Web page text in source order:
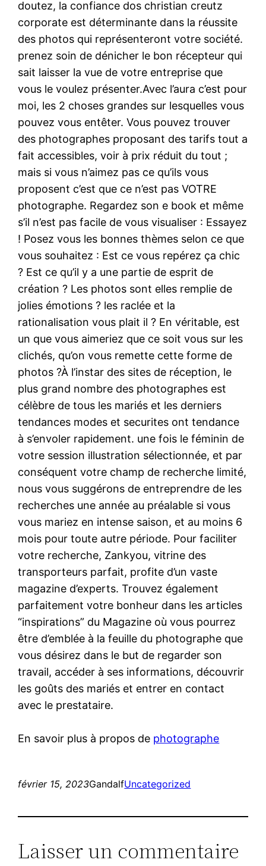
doutez, la confiance dos christian creutz
corporate est déterminante dans la réussite
des photos qui représenteront votre société.
prenez soin de dénicher le bon récepteur qui
sait laisser la vue de votre entreprise que
vous le voulez présenter.Avec l’aura c’est pour
moi, les 2 choses grandes sur lesquelles vous
pouvez vous entêter. Vous pouvez trouver
des photographes proposant des tarifs tout a
fait accessibles, voir à prix réduit du tout ;
mais si vous n’aimez pas ce qu’ils vous
proposent c’est que ce n’est pas VOTRE
photographe. Regardez son e book et même
s’il n’est pas facile de vous visualiser : Essayez
! Posez vous les bonnes thèmes selon ce que
vous souhaitez : Est ce vous repérez ça chic
? Est ce qu’il y a une partie de esprit de
création ? Les photos sont elles remplie de
jolies émotions ? les raclée et la
rationalisation vous plait il ? En véritable, est
un que vous aimeriez que ce soit vous sur les
clichés, qu’on vous remette cette forme de
photos ?À l’instar des sites de réception, le
plus grand nombre des photographes est
célèbre de tous les mariés et les derniers
tendances modes et securites ont tendance
à s’envoler rapidement. une fois le féminin de
votre session illustration sélectionnée, et par
conséquent votre champ de recherche limité,
nous vous suggérons de entreprendre de les
recherches une année au préalable si vous
vous mariez en intense saison, et au moins 6
mois pour toute autre période. Pour faciliter
votre recherche, Zankyou, vitrine des
transporteurs parfait, profite d’un vaste
magazine d’experts. Trouvez également
parfaitement votre bonheur dans les articles
“inspirations” du Magazine où vous pourrez
être d’emblée à la feuille du photographe que
vous désirez dans le but de regarder son
travail, accéder à ses informations, découvrir
les goûts des mariés et entrer en contact
avec le prestataire.
En savoir plus à propos de photographe
février 15, 2023GandalfUncategorized
Laisser un commentaire